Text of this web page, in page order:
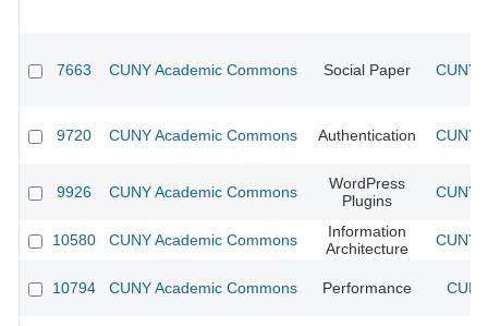
7663 CUNY Academic Commons Social Paper CUNY
9720 CUNY Academic Commons Authentication CUNY
9926 CUNY Academic Commons
WordPress
Plugins
CUNY
10580 CUNY Academic Commons
Information
Architecture
CUNY
10794 CUNY Academic Commons Performance